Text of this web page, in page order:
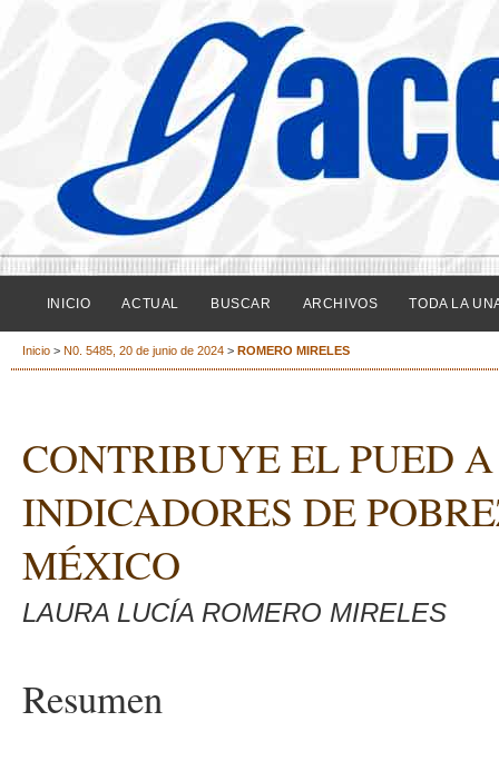
INICIO ACTUAL BUSCAR ARCHIVOS TODA LA
Inicio > N0. 5485, 20 de junio de 2024 > ROMERO MIRELES
CONTRIBUYE EL PUED
INDICADORES DE
MÉXICO
LAURA LUCÍA ROMERO MIRELES
Resumen